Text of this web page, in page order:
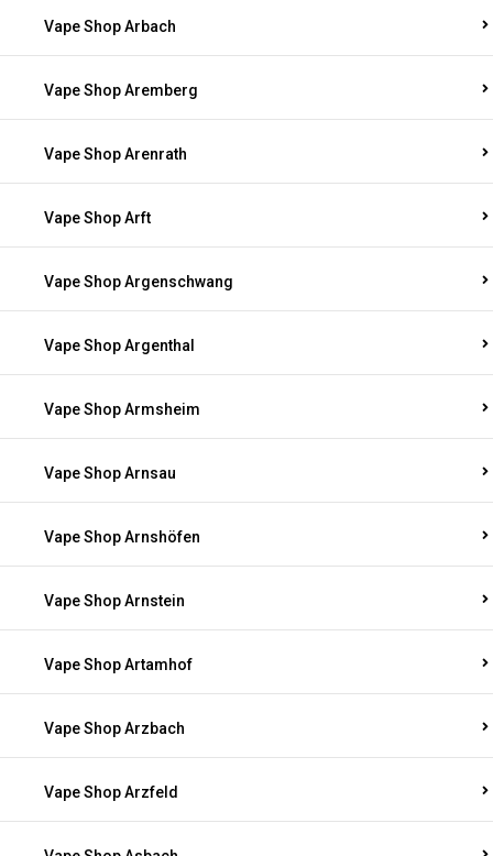
Vape Shop Arbach
Vape Shop Aremberg
Vape Shop Arenrath
Vape Shop Arft
Vape Shop Argenschwang
Vape Shop Argenthal
Vape Shop Armsheim
Vape Shop Arnsau
Vape Shop Arnshöfen
Vape Shop Arnstein
Vape Shop Artamhof
Vape Shop Arzbach
Vape Shop Arzfeld